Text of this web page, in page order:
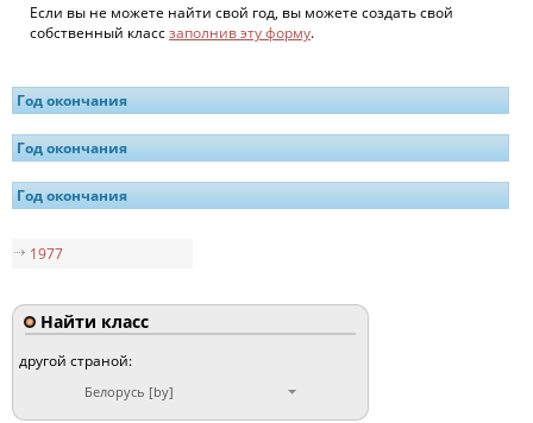
Если вы не можете найти свой год, вы можете создать свой
собственный классзаполнив эту форму.
Год окончания
Год окончания
Год окончания
1977
Найти класс
другой страной:
Белорусь [by]